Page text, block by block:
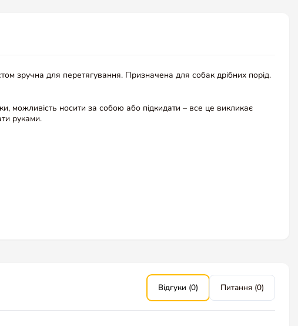
зручна для перетягування. Призначена для собак дрібних порід.
можливість носити за собою або підкидати – все це викликає
руками.
Відгуки (0) Питання (0)